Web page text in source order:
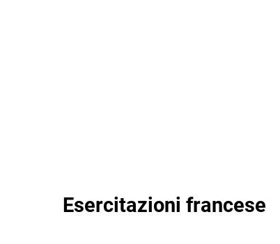
Esercitazioni francese